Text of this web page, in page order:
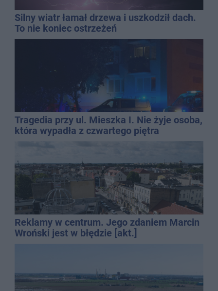
Silny wiatr łamał drzewa i uszkodził dach.
To nie koniec ostrzeżeń
Tragedia przy ul. Mieszka I. Nie żyje osoba,
która wypadła z czwartego piętra
Reklamy w centrum. Jego zdaniem Marcin
Wroński jest w błędzie [akt.]